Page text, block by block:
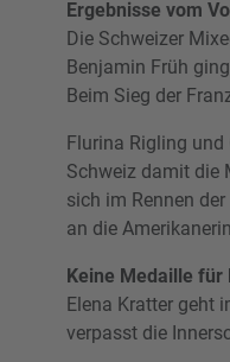
Ergebnisse vom
Die Schweizer
Benjamin Früh
Beim Sieg der
Flurina Rigling und
Schweiz damit die
sich im Rennen
an die
Keine Medaille für
Elena Kratter geht
verpasst die